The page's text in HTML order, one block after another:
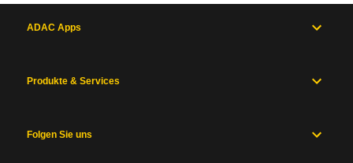
ADAC Apps
Produkte & Services
Folgen Sie uns